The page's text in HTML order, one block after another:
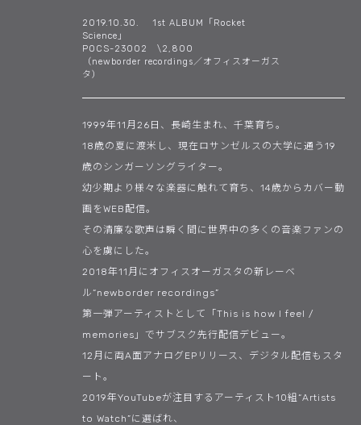
2019.10.30. 1st ALBUM「Rocket
Science」
POCS-23002 \2,800
（newborder recordings／オフィスオーガス
タ）
1999年11月26日、長崎生まれ、千葉育ち。
18歳の夏に渡米し、現在ロサンゼルスの大学に通う19
歳のシンガーソングライター。
幼少期より様々な楽器に触れて育ち、14歳からカバー動
画をWEB配信。
その清廉な歌声は瞬く間に世界中の多くの音楽ファンの
心を虜にした。
2018年11月にオフィスオーガスタの新レーベ
ル“newborder recordings”
第一弾アーティストとして「This is how I feel /
memories」でサブスク先行配信デビュー。
12月に両A面アナログEPリリース、デジタル配信もスタ
ート。
2019年YouTubeが注目するアーティスト10組“Artists
to Watch”に選ばれ、